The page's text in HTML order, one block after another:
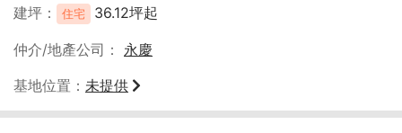
建坪
住宅 36.12坪起
仲介/地產公司
永慶
基地位置
未提供